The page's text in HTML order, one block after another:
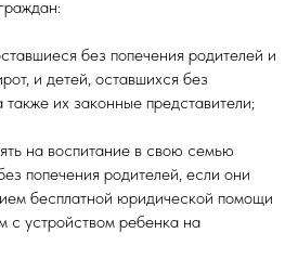
без попечения родителей и
и детей, оставшихся без
их законные представители;
на воспитание в свою семью
попечения родителей, если они
бесплатной юридической помощи
с устройством ребенка на